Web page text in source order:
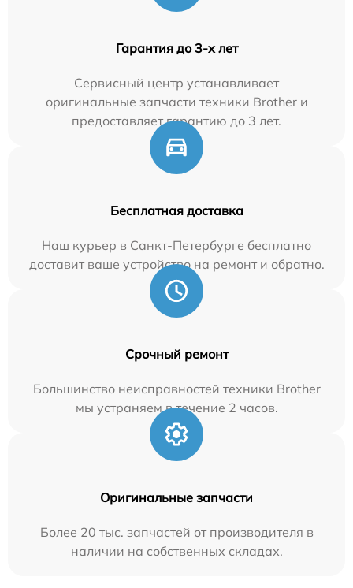
Гарантия до 3-х лет
Сервисный центр устанавливает
оригинальные запчасти техники Brother и
предоставляет гарантию до 3 лет.
Бесплатная доставка
Наш курьер в Санкт-Петербурге бесплатно
доставит ваше устройство на ремонт и обратно.
Срочный ремонт
Большинство неисправностей техники Brother
мы устраняем в течение 2 часов.
Оригинальные запчасти
Более 20 тыс. запчастей от производителя в
наличии на собственных складах.